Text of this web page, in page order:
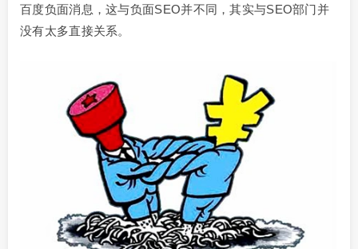
百度负面消息，这与负面SEO并不同，其实与SEO部门并
没有太多直接关系。